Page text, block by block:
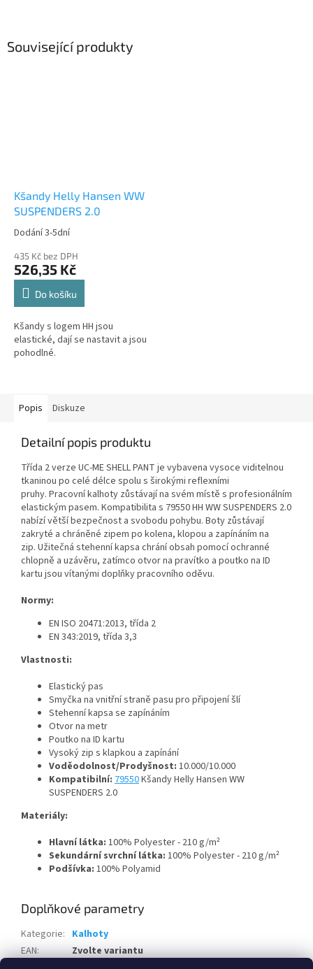
Související produkty
Kšandy Helly Hansen WW
SUSPENDERS 2.0
Dodání 3-5dní
435 Kč bez DPH
526,35 Kč
Do košíku
Kšandy s logem HH jsou
elastické, dají se nastavit a jsou
pohodlné.
Popis Diskuze
Detailní popis produktu
Třída 2 verze UC-ME SHELL PANT je vybavena vysoce viditelnou
tkaninou po celé délce spolu s širokými reflexními
pruhy. Pracovní kalhoty zůstávají na svém místě s profesionálním
elastickým pasem. Kompatibilita s 79550 HH WW SUSPENDERS 2.0
nabízí větší bezpečnost a svobodu pohybu. Boty zůstávají
zakryté a chráněné zipem po kolena, klopou a zapínáním na
zip. Užitečná stehenní kapsa chrání obsah pomocí ochranné
chlopně a uzávěru, zatímco otvor na pravítko a poutko na ID
kartu jsou vítanými doplňky pracovního oděvu.
Normy:
EN ISO 20471:2013, třída 2
EN 343:2019, třída 3,3
Vlastnosti:
Elastický pas
Smyčka na vnitřní straně pasu pro připojení šlí
Stehenní kapsa se zapínáním
Otvor na metr
Poutko na ID kartu
Vysoký zip s klapkou a zapínání
Voděodolnost/Prodyšnost: 10.000/10.000
Kompatibilní: 79550Kšandy Helly Hansen WW
SUSPENDERS 2.0
Materiály:
Hlavní látka: 100% Polyester - 210 g/m²
Sekundární svrchní látka: 100% Polyester - 210 g/m²
Podšívka: 100% Polyamid
Doplňkové parametry
Kategorie: Kalhoty
EAN:
Zvolte variantu